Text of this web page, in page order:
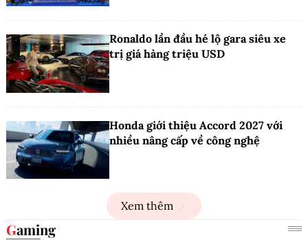
Ronaldo lần đầu hé lộ gara siêu xe
trị giá hàng triệu USD
Honda giới thiệu Accord 2027 với
nhiều nâng cấp về công nghệ
Xem thêm
Gaming